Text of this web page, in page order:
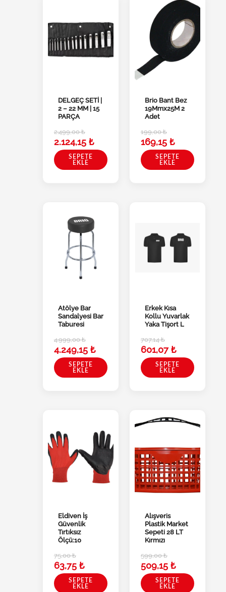
DELGEÇ SETİ |
2 – 22 MM | 15
PARÇA
2.499,00₺
2.124,15 ₺
SEPETE
EKLE
Brio Bant Bez
19Mmx25M 2
Adet
199,00₺
169,15 ₺
SEPETE
EKLE
Atölye Bar
Sandalyesi Bar
Taburesi
4.999,00₺
4.249,15 ₺
SEPETE
EKLE
Erkek Kısa
Kollu Yuvarlak
Yaka Tişort L
707,14₺
601,07₺
SEPETE
EKLE
Eldiven İş
Güvenlik
Tırtıksız
Ölçü:10
75,00₺
63,75 ₺
SEPETE
EKLE
Alışveris
Plastik Market
Sepeti 28 LT
Kırmızı
599,00₺
509,15 ₺
SEPETE
EKLE